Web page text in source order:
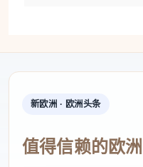
新欧洲 · 欧洲头条
值得信赖的欧